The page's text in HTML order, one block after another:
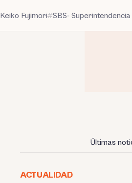
Keiko Fujimori SBS-
Últimas
ACTUALIDAD